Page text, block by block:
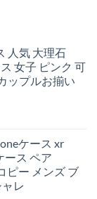
人気 大理石
女子 ピンク 可
ップルお揃い
ケース xr
ース ペア
ピー メンズ ブ
レ